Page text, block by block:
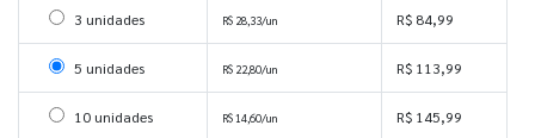
Selecionar 3 unidades
3 unidades R$ 28,33/un R$ 84,99
Selecionar 5 unidades
5 unidades R$ 22,80/un R$ 113,99
Selecionar 10 unidades
10 unidades R$ 14,60/un R$ 145,99